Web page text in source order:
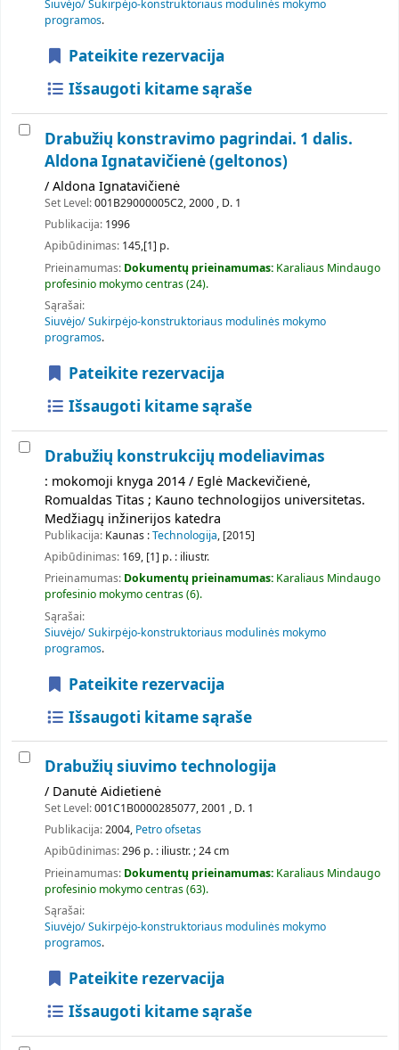
Siuvėjo/ Sukirpėjo-konstruktoriaus modulinės mokymo
programos.
Pateikite rezervacija
Išsaugoti kitame sąraše
Drabužių konstravimo pagrindai. 1 dalis.
Aldona Ignatavičienė (geltonos)
/ Aldona Ignatavičienė
Set Level:001B29000005C2, 2000 , D. 1
Publikacija: 1996
Apibūdinimas: 145,[1] p.
Prieinamumas: Dokumentų prieinamumas: Karaliaus Mindaugo
profesinio mokymo centras(24).
Sąrašai:
Siuvėjo/ Sukirpėjo-konstruktoriaus modulinės mokymo
programos.
Pateikite rezervacija
Išsaugoti kitame sąraše
Drabužių konstrukcijų modeliavimas
: mokomoji knyga 2014 / Eglė Mackevičienė,
Romualdas Titas ; Kauno technologijos universitetas.
Medžiagų inžinerijos katedra
Publikacija: Kaunas :Technologija, [2015]
Apibūdinimas: 169, [1] p. : iliustr.
Prieinamumas: Dokumentų prieinamumas: Karaliaus Mindaugo
profesinio mokymo centras(6).
Sąrašai:
Siuvėjo/ Sukirpėjo-konstruktoriaus modulinės mokymo
programos.
Pateikite rezervacija
Išsaugoti kitame sąraše
Drabužių siuvimo technologija
/ Danutė Aidietienė
Set Level:001C1B0000285077, 2001 , D. 1
Publikacija:2004, Petro ofsetas
Apibūdinimas:296 p. : iliustr. ; 24 cm
Prieinamumas: Dokumentų prieinamumas: Karaliaus Mindaugo
profesinio mokymo centras(63).
Sąrašai:
Siuvėjo/ Sukirpėjo-konstruktoriaus modulinės mokymo
programos.
Pateikite rezervacija
Išsaugoti kitame sąraše